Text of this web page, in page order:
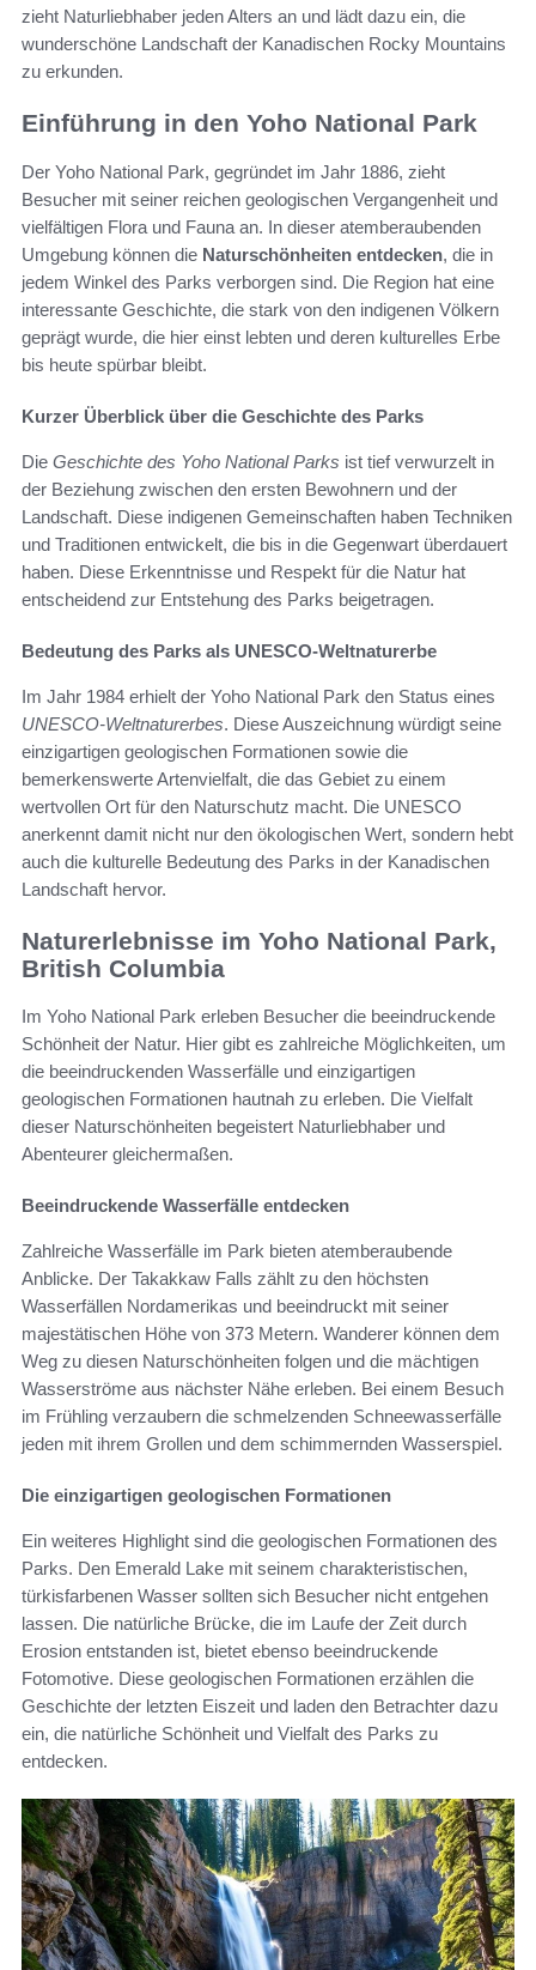
zieht Naturliebhaber jeden Alters an und lädt dazu ein, die
wunderschöne Landschaft der Kanadischen Rocky Mountains
zu erkunden.
Einführung in den Yoho National Park
Der Yoho National Park, gegründet im Jahr 1886, zieht
Besucher mit seiner reichen geologischen Vergangenheit und
vielfältigen Flora und Fauna an. In dieser atemberaubenden
Umgebung können die Naturschönheiten entdecken, die in
jedem Winkel des Parks verborgen sind. Die Region hat eine
interessante Geschichte, die stark von den indigenen Völkern
geprägt wurde, die hier einst lebten und deren kulturelles Erbe
bis heute spürbar bleibt.
Kurzer Überblick über die Geschichte des Parks
Die Geschichte des Yoho National Parks ist tief verwurzelt in
der Beziehung zwischen den ersten Bewohnern und der
Landschaft. Diese indigenen Gemeinschaften haben Techniken
und Traditionen entwickelt, die bis in die Gegenwart überdauert
haben. Diese Erkenntnisse und Respekt für die Natur hat
entscheidend zur Entstehung des Parks beigetragen.
Bedeutung des Parks als UNESCO-Weltnaturerbe
Im Jahr 1984 erhielt der Yoho National Park den Status eines
UNESCO-Weltnaturerbes. Diese Auszeichnung würdigt seine
einzigartigen geologischen Formationen sowie die
bemerkenswerte Artenvielfalt, die das Gebiet zu einem
wertvollen Ort für den Naturschutz macht. Die UNESCO
anerkennt damit nicht nur den ökologischen Wert, sondern hebt
auch die kulturelle Bedeutung des Parks in der Kanadischen
Landschaft hervor.
Naturerlebnisse im Yoho National Park,
British Columbia
Im Yoho National Park erleben Besucher die beeindruckende
Schönheit der Natur. Hier gibt es zahlreiche Möglichkeiten, um
die beeindruckenden Wasserfälle und einzigartigen
geologischen Formationen hautnah zu erleben. Die Vielfalt
dieser Naturschönheiten begeistert Naturliebhaber und
Abenteurer gleichermaßen.
Beeindruckende Wasserfälle entdecken
Zahlreiche Wasserfälle im Park bieten atemberaubende
Anblicke. Der Takakkaw Falls zählt zu den höchsten
Wasserfällen Nordamerikas und beeindruckt mit seiner
majestätischen Höhe von 373 Metern. Wanderer können dem
Weg zu diesen Naturschönheiten folgen und die mächtigen
Wasserströme aus nächster Nähe erleben. Bei einem Besuch
im Frühling verzaubern die schmelzenden Schneewasserfälle
jeden mit ihrem Grollen und dem schimmernden Wasserspiel.
Die einzigartigen geologischen Formationen
Ein weiteres Highlight sind die geologischen Formationen des
Parks. Den Emerald Lake mit seinem charakteristischen,
türkisfarbenen Wasser sollten sich Besucher nicht entgehen
lassen. Die natürliche Brücke, die im Laufe der Zeit durch
Erosion entstanden ist, bietet ebenso beeindruckende
Fotomotive. Diese geologischen Formationen erzählen die
Geschichte der letzten Eiszeit und laden den Betrachter dazu
ein, die natürliche Schönheit und Vielfalt des Parks zu
entdecken.